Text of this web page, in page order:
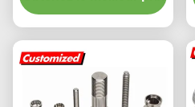
personnalisé